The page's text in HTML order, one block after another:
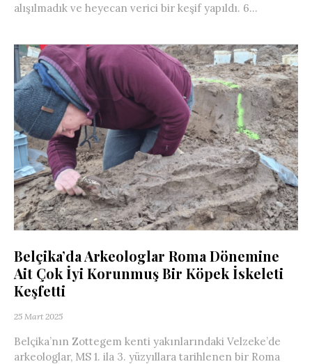
alışılmadık ve heyecan verici bir keşif yapıldı. 6...
Belçika’da Arkeologlar Roma Dönemine
Ait Çok İyi Korunmuş Bir Köpek İskeleti
Keşfetti
25 Mart 2025
Belçika’nın Zottegem kenti yakınlarındaki Velzeke’de
arkeologlar, MS 1. ila 3. yüzyıllara tarihlenen bir Roma